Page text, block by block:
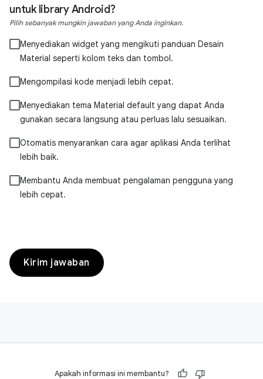
untuk library Android?
Pilih sebanyak mungkin jawaban yang Anda inginkan.
Menyediakan widget yang mengikuti panduan Desain
Material seperti kolom teks dan tombol.
Mengompilasi kode menjadi lebih cepat.
Menyediakan tema Material default yang dapat Anda
gunakan secara langsung atau perluas lalu sesuaikan.
Otomatis menyarankan cara agar aplikasi Anda terlihat
lebih baik.
Membantu Anda membuat pengalaman pengguna yang
lebih cepat.
Kirim jawaban
Apakah informasi ini membantu?